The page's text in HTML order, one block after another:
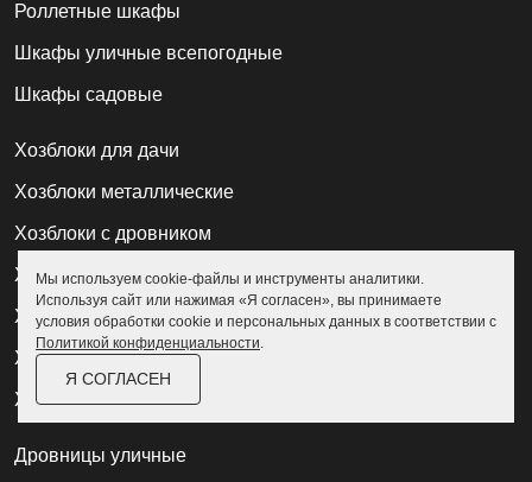
Роллетные шкафы
Шкафы уличные всепогодные
Шкафы садовые
Хозблоки для дачи
Хозблоки металлические
Хозблоки с дровником
Хозблоки 3 на 3
Хозблоки 2 на 2
Хозблоки из профлиста
Хозблоки модульные
Дровницы уличные
Мы используем cookie-файлы и инструменты аналитики.
Используя сайт или нажимая «Я согласен», вы принимаете
условия обработки cookie и персональных данных в соответствии с
Политикой конфиденциальности.
Я СОГЛАСЕН